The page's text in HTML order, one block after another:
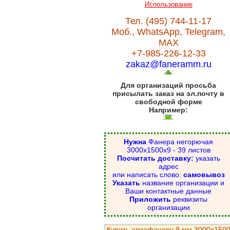
Использование
Тел. (495) 744-11-17
Моб., WhatsApp, Telegram,
MAX
+7-985-226-12-33
zakaz@faneramm.ru
Для организаций просьба
присылать заказ на эл.почту в
свободной форме
Например:
Нужна Фанера негорючая
3000х1500х9 - 39 листов
Посчитать доставку: указать
адрес
или написать слово: самовывоз
Указать название организации и
Ваши контактные данные
Приложить реквизиты
организации